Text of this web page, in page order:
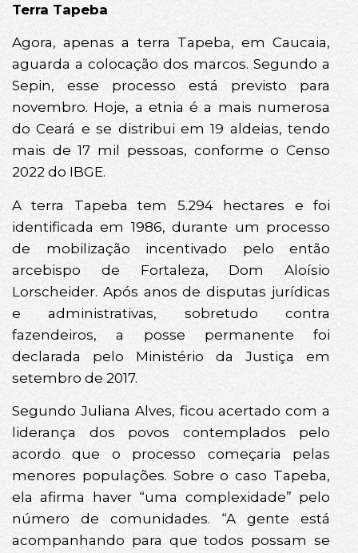
Terra Tapeba
Agora, apenas a terra Tapeba, em Caucaia,
aguarda a colocação dos marcos. Segundo a
Sepin, esse processo está previsto para
novembro. Hoje, a etnia é a mais numerosa
do Ceará e se distribui em 19 aldeias, tendo
mais de 17 mil pessoas, conforme o Censo
2022 do IBGE.
A terra Tapeba tem 5.294 hectares e foi
identificada em 1986, durante um processo
de mobilização incentivado pelo então
arcebispo de Fortaleza, Dom Aloísio
Lorscheider. Após anos de disputas jurídicas
e administrativas, sobretudo contra
fazendeiros, a posse permanente foi
declarada pelo Ministério da Justiça em
setembro de 2017.
Segundo Juliana Alves, ficou acertado com a
liderança dos povos contemplados pelo
acordo que o processo começaria pelas
menores populações. Sobre o caso Tapeba,
ela afirma haver “uma complexidade” pelo
número de comunidades. “A gente está
acompanhando para que todos possam se